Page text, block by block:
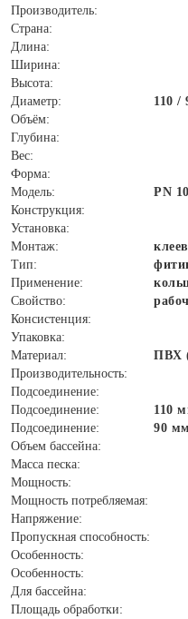
Производитель:
Страна:
Длина:
Ширина:
Высота:
Диаметр:
110 /
Объём:
Глубина:
Вес:
Форма:
Модель:
PN 10
Конструкция:
Установка:
Монтаж:
Тип:
Применение:
Свойство:
Консистенция:
Упаковка:
Материал:
ПВХ
Производительность:
Подсоединение:
Подсоединение:
110
Подсоединение:
90
Объем бассейна:
Масса песка:
Мощность:
Мощность потребляемая:
Напряжение:
Пропускная способность:
Особенность:
Особенность:
Для бассейна:
Площадь обработки: